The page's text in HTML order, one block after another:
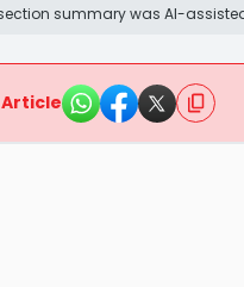
summary was AI-